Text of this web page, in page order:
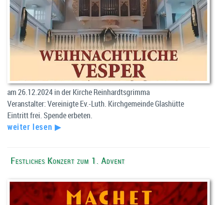
am 26.12.2024 in der Kirche Reinhardtsgrimma
Veranstalter: Vereinigte Ev.-Luth. Kirchgemeinde Glashütte
Eintritt frei. Spende erbeten.
weiter lesen ▶
Festliches Konzert zum 1. Advent